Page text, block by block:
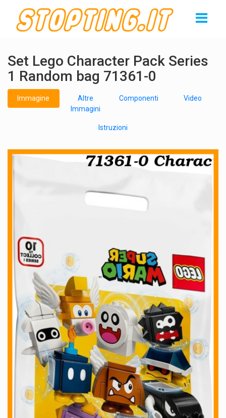
Set Lego Character Pack Series
1 Random bag 71361-0
Immagine
Altre
Immagini
Componenti Video
Istruzioni